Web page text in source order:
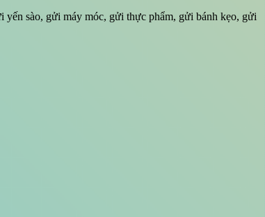
sào, gửi máy móc, gửi thực phẩm, gửi bánh kẹo, gửi